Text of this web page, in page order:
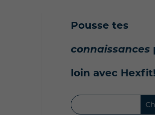
Pousse tes
connaissances
loin avec Hexfit!